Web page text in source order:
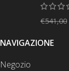
€541,00
NAVIGAZIONE
Negozio